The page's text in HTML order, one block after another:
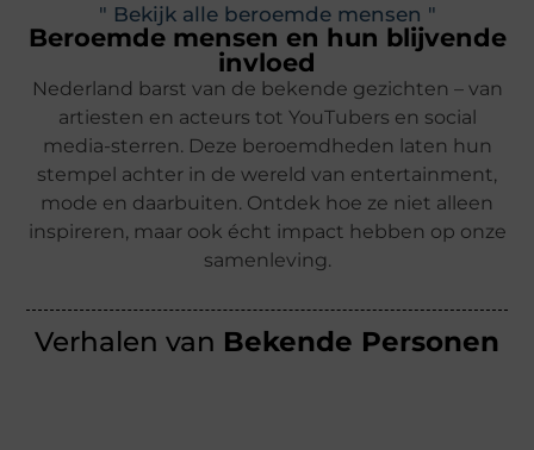
" Bekijk alle beroemde mensen "
Beroemde mensen en hun blijvende
invloed
Nederland barst van de bekende gezichten – van
artiesten en acteurs tot YouTubers en social
media-sterren. Deze beroemdheden laten hun
stempel achter in de wereld van entertainment,
mode en daarbuiten. Ontdek hoe ze niet alleen
inspireren, maar ook écht impact hebben op onze
samenleving.
Verhalen van Bekende Personen